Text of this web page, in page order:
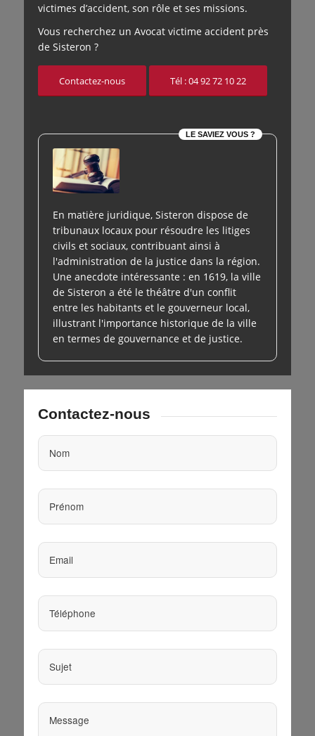
victimes d’accident, son rôle et ses missions.
Vous recherchez un Avocat victime accident près
de Sisteron ?
Contactez-nous Tél : 04 92 72 10 22
LE SAVIEZ VOUS ?
En matière juridique, Sisteron dispose de
tribunaux locaux pour résoudre les litiges
civils et sociaux, contribuant ainsi à
l'administration de la justice dans la région.
Une anecdote intéressante : en 1619, la ville
de Sisteron a été le théâtre d'un conflit
entre les habitants et le gouverneur local,
illustrant l'importance historique de la ville
en termes de gouvernance et de justice.
Contactez-nous